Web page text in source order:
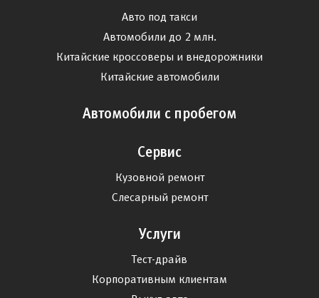
Авто под такси
Автомобили до 2 млн.
Китайские кроссоверы и внедорожники
Китайские автомобили
Автомобили с пробегом
Сервис
Кузовной ремонт
Слесарный ремонт
Услуги
Тест-драйв
Корпоративным клиентам